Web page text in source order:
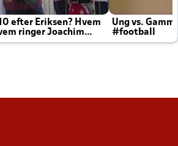
efter Eriksen? Hvem
ringer Joachim
Ung vs.
#football